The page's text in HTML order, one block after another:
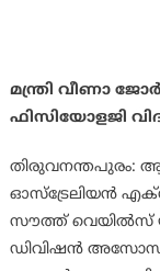
മന്ത്രി വീണാ
ഫിസിയോളജി
തിരുവനന്തപുരം:
ഓസ്ട്രേലിയന്‍
സൗത്ത് വെയില്‍സ്
ഡിവിഷന്‍